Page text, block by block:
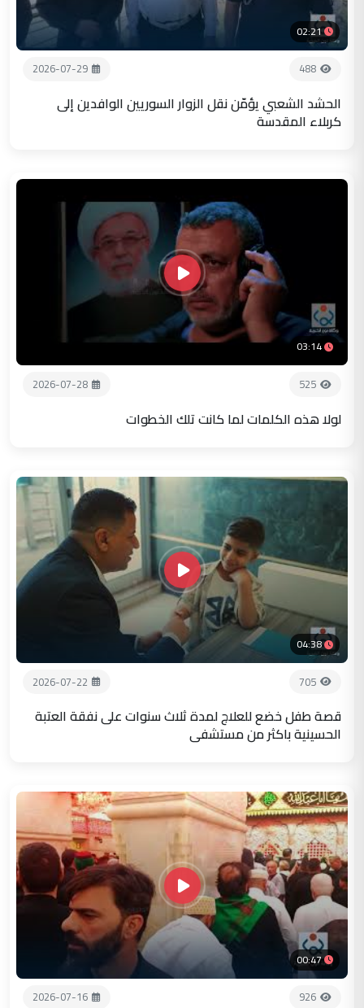
02:21
488
2026-07-29
الحشد الشعبي يؤمّن نقل الزوار السوريين الوافدين إلى
كربلاء المقدسة
03:14
525
2026-07-28
لولا هذه الكلمات لما كانت تلك الخطوات
04:38
705
2026-07-22
قصة طفل خضع للعلاج لمدة ثلاث سنوات على نفقة العتبة
الحسينية باكثر من مستشفى
00:47
926
2026-07-16